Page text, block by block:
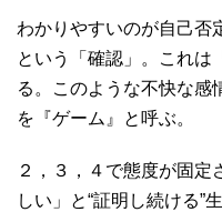
わかりやすいのが自己否
という「確認」。これは
る。このような不快な感
を『ゲーム』と呼ぶ。
２，３，４で態度が固定
しい」と“証明し続ける”